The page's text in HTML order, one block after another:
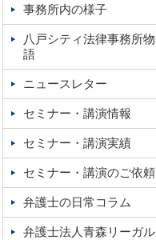
事務所内の様子
八戸シティ法律事務所物
語
ニュースレター
セミナー・講演情報
セミナー・講演実績
セミナー・講演のご依頼
弁護士の日常コラム
弁護士法人青森リーガル